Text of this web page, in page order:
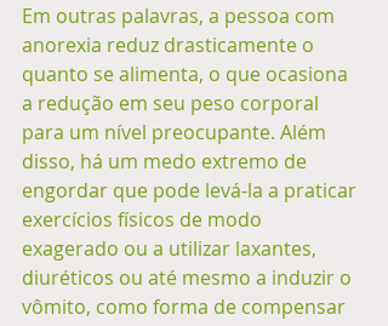
Em outras palavras, a pessoa com
anorexia reduz drasticamente o
quanto se alimenta, o que ocasiona
a redução em seu peso corporal
para um nível preocupante. Além
disso, há um medo extremo de
engordar que pode levá-la a praticar
exercícios físicos de modo
exagerado ou a utilizar laxantes,
diuréticos ou até mesmo a induzir o
vômito, como forma de compensar